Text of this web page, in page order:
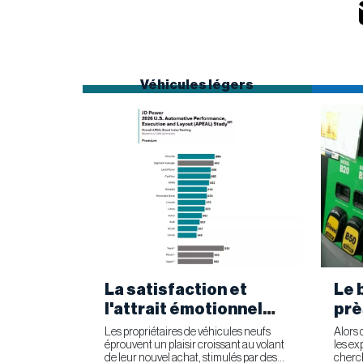
Véhicules légers
La satisfaction et
l'attrait émotionnel
des véhicules neufs
en forte hausse
Les propriétaires de véhicules neufs
éprouvent un plaisir croissant au volant
de leur nouvel achat, stimulés par des
Le
Alors
les